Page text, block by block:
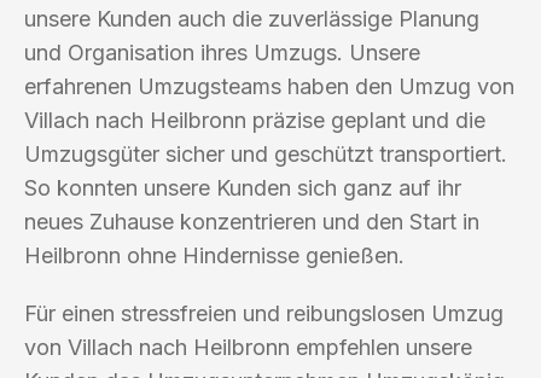
unsere Kunden auch die zuverlässige Planung
und Organisation ihres Umzugs. Unsere
erfahrenen Umzugsteams haben den Umzug von
Villach nach Heilbronn präzise geplant und die
Umzugsgüter sicher und geschützt transportiert.
So konnten unsere Kunden sich ganz auf ihr
neues Zuhause konzentrieren und den Start in
Heilbronn ohne Hindernisse genießen.
Für einen stressfreien und reibungslosen Umzug
von Villach nach Heilbronn empfehlen unsere